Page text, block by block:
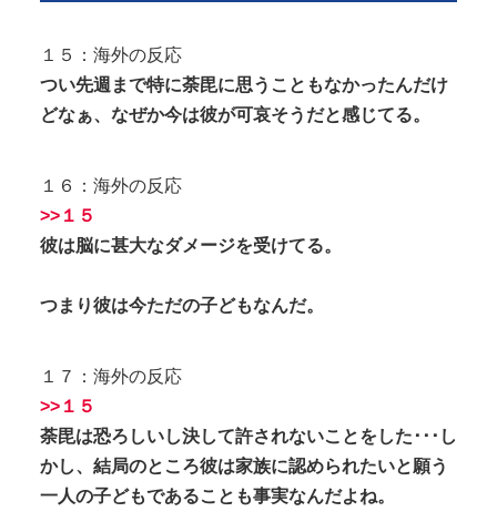
１５：海外の反応
つい先週まで特に荼毘に思うこともなかったんだけ
どなぁ、なぜか今は彼が可哀そうだと感じてる。
１６：海外の反応
>>１５
彼は脳に甚大なダメージを受けてる。
つまり彼は今ただの子どもなんだ。
１７：海外の反応
>>１５
荼毘は恐ろしいし決して許されないことをした･･･し
かし、結局のところ彼は家族に認められたいと願う
一人の子どもであることも事実なんだよね。